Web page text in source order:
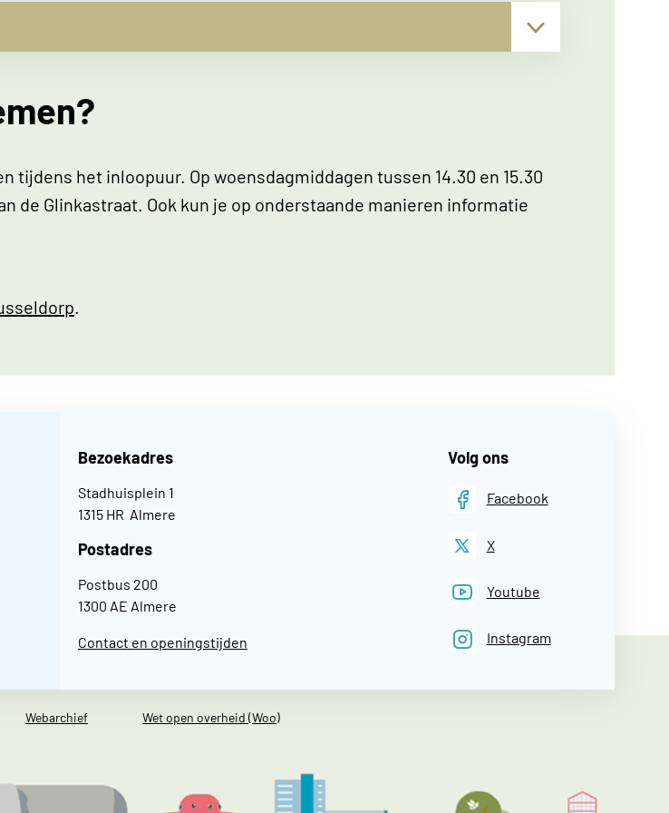
▾
tijdens het inloopuur. Op woensdagmiddagen tussen 14.30 en 15.30
de Glinkastraat. Ook kun je op onderstaande manieren informatie
Bezoekadres
Stadhuisplein 1
1315 HR Almere
Postadres
Postbus 200
1300 AE Almere
Contact en openingstijden
Volg ons
Facebook
X
Youtube
Instagram
Webarchief Wet open overheid (Woo)